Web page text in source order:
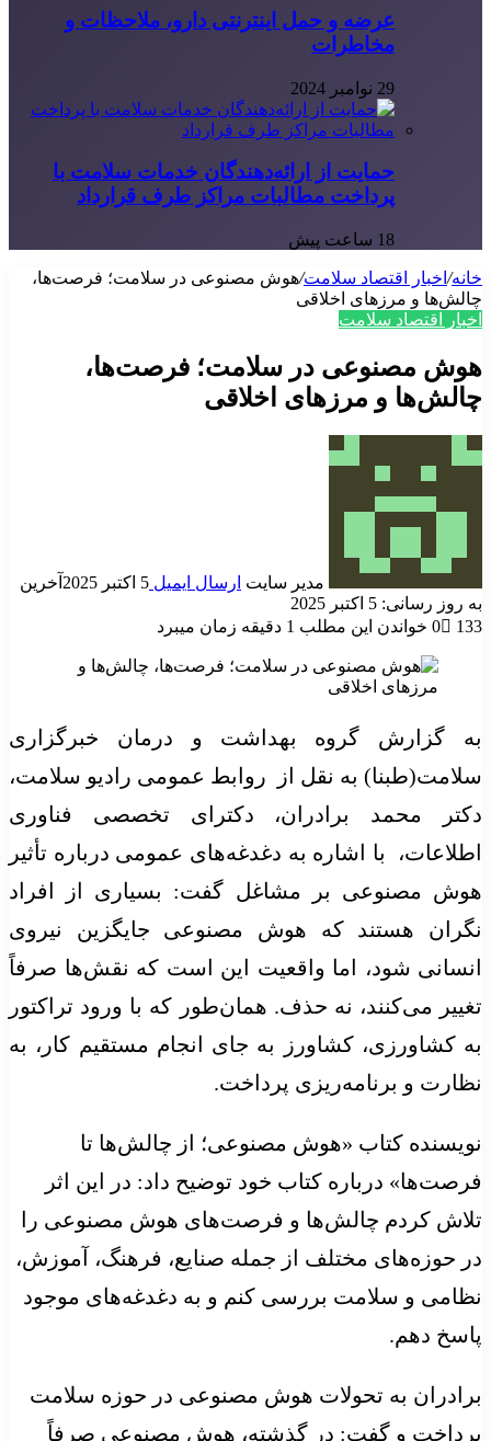
عرضه و حمل اینترنتی دارو، ملاحظات و
مخاطرات
29 نوامبر 2024
حمایت از ارائه‌دهندگان خدمات سلامت با
پرداخت مطالبات مراکز طرف قرارداد
18 ساعت پیش
خانه/ اخبار اقتصاد سلامت/هوش مصنوعی در سلامت؛ فرصت‌ها،
چالش‌ها و مرزهای اخلاقی
اخبار اقتصاد سلامت
هوش مصنوعی در سلامت؛ فرصت‌ها،
چالش‌ها و مرزهای اخلاقی
مدیر سایت ارسال ایمیل 5 اکتبر 2025
آخرین
به روز رسانی: 5 اکتبر 2025
0
133 خواندن این مطلب 1 دقیقه زمان میبرد
به گزارش گروه بهداشت و درمان خبرگزاری
سلامت(طبنا) به نقل از روابط عمومی رادیو سلامت،
دکتر محمد برادران، دکترای تخصصی فناوری
اطلاعات، با اشاره به دغدغه‌های عمومی درباره تأثیر
هوش مصنوعی بر مشاغل گفت: بسیاری از افراد
نگران هستند که هوش مصنوعی جایگزین نیروی
انسانی شود، اما واقعیت این است که نقش‌ها صرفاً
تغییر می‌کنند، نه حذف. همان‌طور که با ورود تراکتور
به کشاورزی، کشاورز به جای انجام مستقیم کار، به
نظارت و برنامه‌ریزی پرداخت.
نویسنده کتاب «هوش مصنوعی؛ از چالش‌ها تا
فرصت‌ها» درباره کتاب خود توضیح داد: در این اثر
تلاش کردم چالش‌ها و فرصت‌های هوش مصنوعی را
در حوزه‌های مختلف از جمله صنایع، فرهنگ، آموزش،
نظامی و سلامت بررسی کنم و به دغدغه‌های موجود
پاسخ دهم.
برادران به تحولات هوش مصنوعی در حوزه سلامت
پرداخت و گفت: در گذشته، هوش مصنوعی صرفاً